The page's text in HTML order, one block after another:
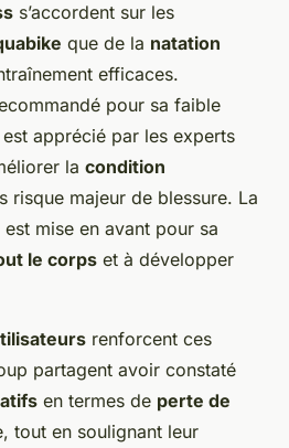
s’accordent sur les
que de la natation
efficaces.
pour sa faible
apprécié par les experts
la condition
risque majeur de blessure. La
mise en avant pour sa
le corps et à développer
renforcent ces
partagent avoir constaté
en termes de perte de
tout en soulignant leur